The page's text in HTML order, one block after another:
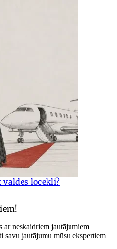
locekli?
ar neskaidriem jautājumiem
savu jautājumu mūsu ekspertiem